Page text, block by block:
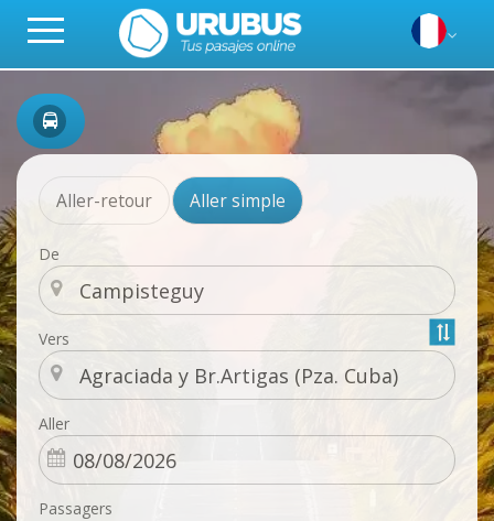
Aller-retour Aller simple
De
Vers
Aller
Passagers